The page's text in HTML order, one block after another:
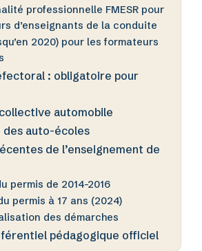
professionnelle FMESR pour
d’enseignants de la conduite
2020) pour les formateurs
: obligatoire pour
automobile
des auto-écoles
de l’enseignement de
permis de 2014-2016
permis à 17 ans (2024)
des démarches
pédagogique officiel